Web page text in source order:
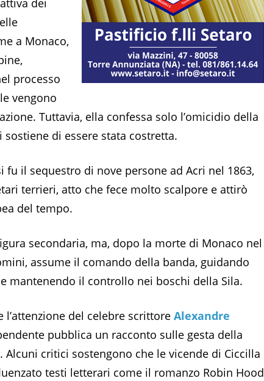
a Monaco,
processo
vengono
Tuttavia, ella confessa solo l’omicidio della
di essere stata costretta.
il sequestro di nove persone ad Acri nel 1863,
terrieri, atto che fece molto scalpore e attirò
del tempo.
secondaria, ma, dopo la morte di Monaco nel
assume il comando della banda, guidando
mantenendo il controllo nei boschi della Sila.
del celebre scrittore Alexandre
pubblica un racconto sulle gesta della
Alcuni critici sostengono che le vicende di Ciccilla
testi letterari come il romanzo Robin Hood